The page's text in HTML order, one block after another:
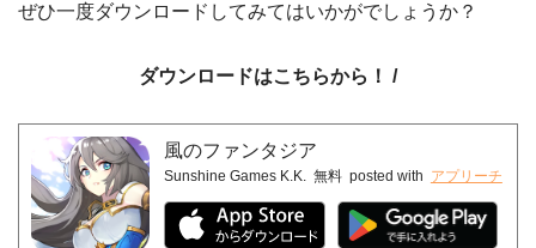
ぜひ一度ダウンロードしてみてはいかがでしょうか？
ダウンロードはこちらから！ /
風のファンタジア
Sunshine Games K.K. 無料 posted with アプリーチ